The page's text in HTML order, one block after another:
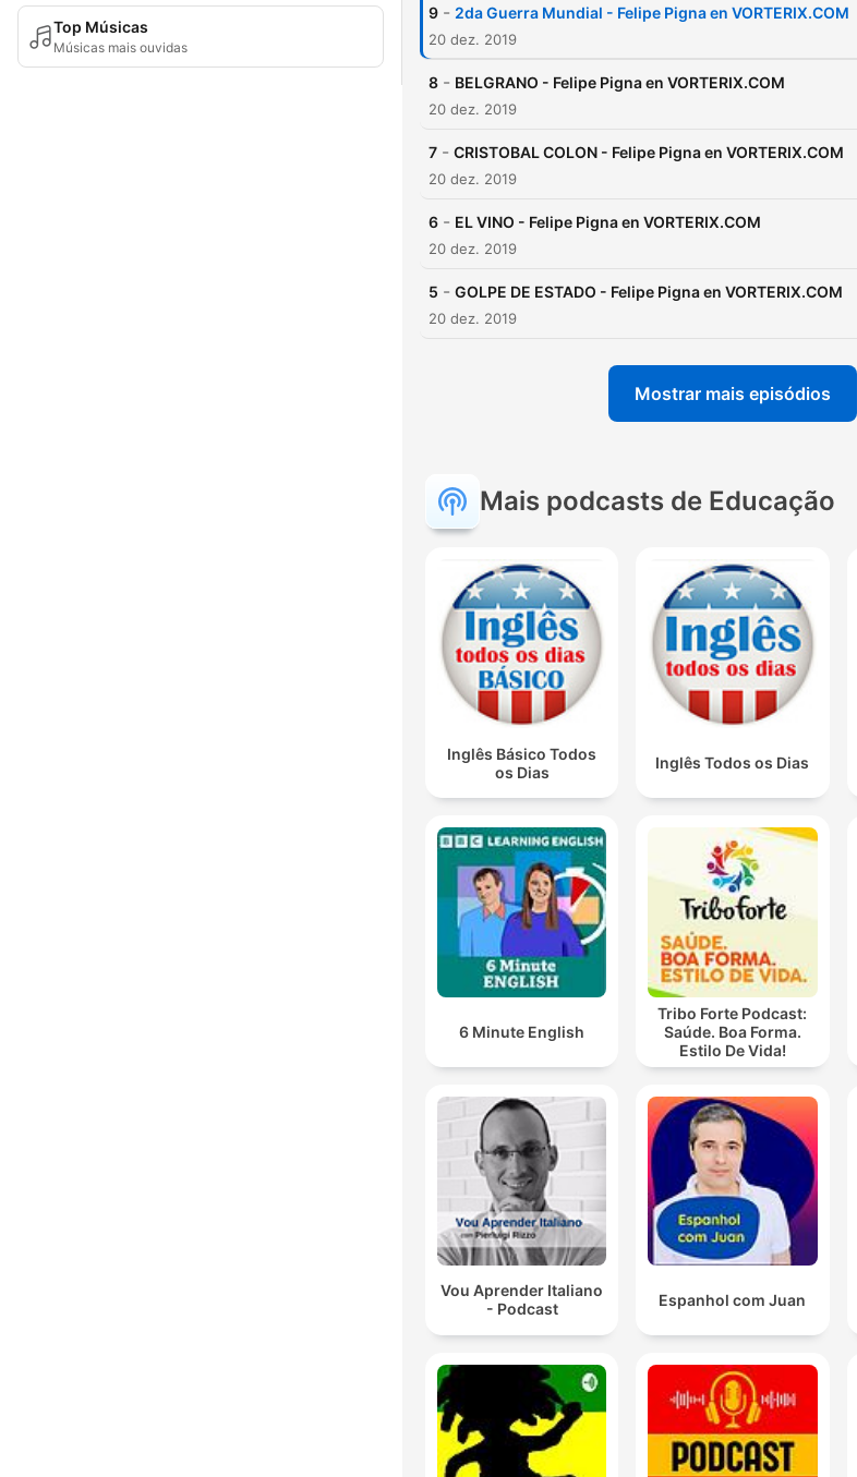
Top Músicas
Músicas mais ouvidas
9 - 2da Guerra Mundial - Felipe Pigna en VORTERIX.COM
20 dez. 2019
8 - BELGRANO - Felipe Pigna en VORTERIX.COM
20 dez. 2019
7 - CRISTOBAL COLON - Felipe Pigna en VORTERIX.COM
20 dez. 2019
6 - EL VINO - Felipe Pigna en VORTERIX.COM
20 dez. 2019
5 - GOLPE DE ESTADO - Felipe Pigna en VORTERIX.COM
20 dez. 2019
Mostrar mais episódios
Mais podcasts de Educação
Inglês Básico Todos
os Dias
Inglês Todos os Dias
6 Minute English
Tribo Forte Podcast:
Saúde. Boa Forma.
Estilo De Vida!
Vou Aprender Italiano
- Podcast
Espanhol com Juan